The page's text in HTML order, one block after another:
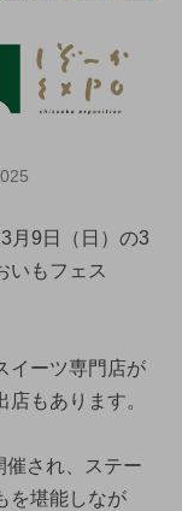
月9日（日）の3
いもフェス
イーツ専門店が
もあります。
催され、ステー
を堪能しなが